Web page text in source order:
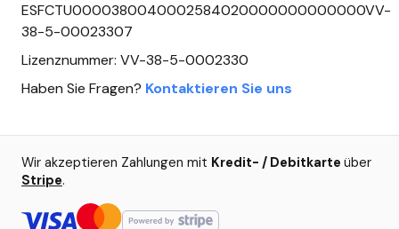
ESFCTU0000380040002584020000000000000VV-
38-5-00023307
Lizenznummer: VV-38-5-0002330
Haben Sie Fragen? Kontaktieren Sie uns
Wir akzeptieren Zahlungen mit Kredit- / Debitkarte über
Stripe.